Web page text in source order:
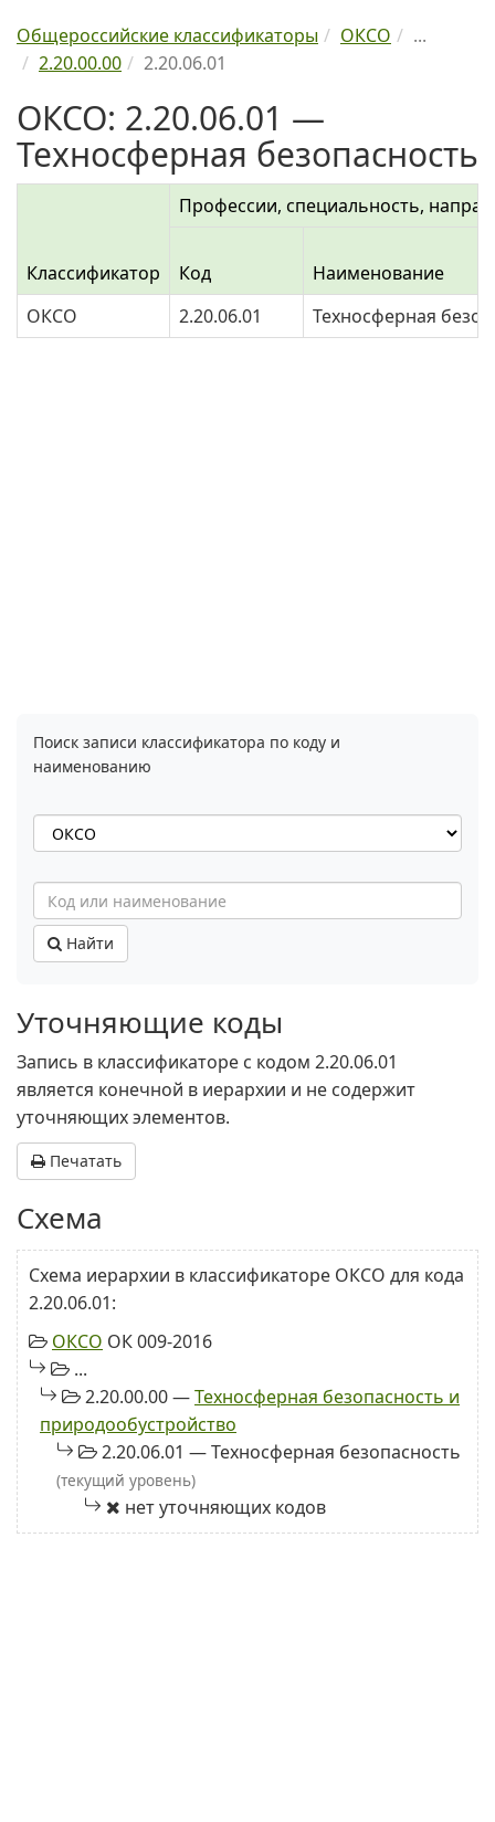
Общероссийские классификаторы ОКСО
...
2.20.00.00
2.20.06.01
ОКСО: 2.20.06.01 —
Техносферная безопасность
Классификатор
Профессии, специальность,
Код
Наименование
ОКСО
2.20.06.01 Техносферная
Поиск записи классификатора по коду и
наименованию
Найти
Уточняющие коды
Запись в классификаторе с кодом 2.20.06.01
является конечной в иерархии и не содержит
уточняющих элементов.
Печатать
Схема
Схема иерархии в классификаторе ОКСО для кода
2.20.06.01:
ОКСО ОК 009-2016
...
2.20.00.00 —Техносферная безопасность и
природообустройство
2.20.06.01 — Техносферная безопасность
(текущий уровень)
нет уточняющих кодов